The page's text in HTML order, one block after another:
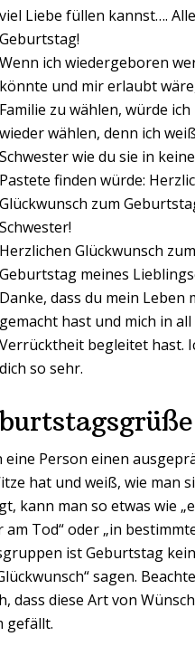
viel Liebe füllen kannst….
Geburtstag!
Wenn ich wiedergeboren
könnte und mir erlaubt
Familie zu wählen, würde
wieder wählen, denn ich
Schwester wie du sie in
Pastete finden würde:
Glückwunsch zum
Schwester!
Herzlichen Glückwunsch zum
Geburtstag meines
Danke, dass du mein Leben
gemacht hast und mich in
Verrücktheit begleitet hast.
dich so sehr.
eine Person einen
hat und weiß, wie man
kann man so etwas wie
am Tod“ oder „in
ist Geburtstag
sagen.
dass diese Art von
gefällt.